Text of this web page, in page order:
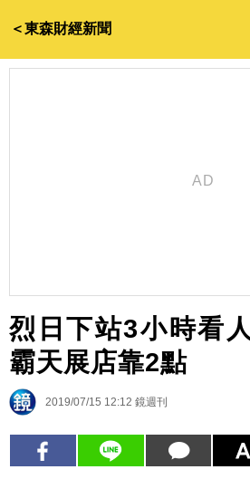
＜東森財經新聞
烈日下站3小時看
霸天展店靠2點
2019/07/15 12:12 鏡週刊